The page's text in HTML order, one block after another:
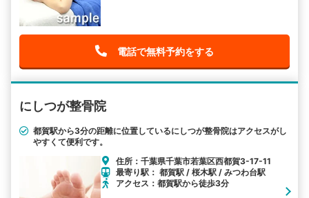
電話で無料予約をする
にしつが整骨院
都賀駅から3分の距離に位置しているにしつが整骨院はアクセスがし
やすくて便利です。
住所：千葉県千葉市若葉区西都賀3-17-11
最寄り駅： 都賀駅 / 桜木駅 / みつわ台駅
アクセス：都賀駅から徒歩3分